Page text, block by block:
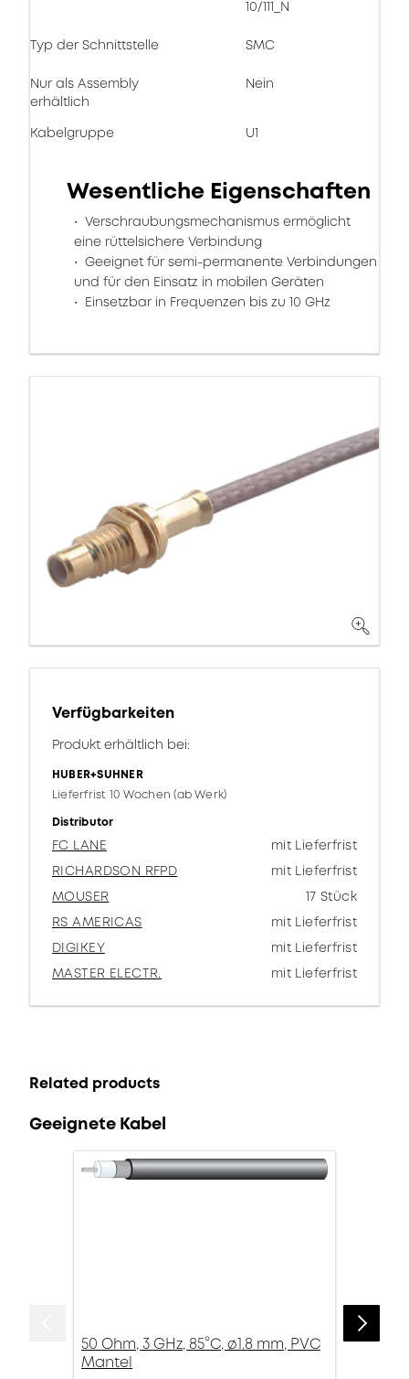
10/111_N
Typ der Schnittstelle SMC
Nur als Assembly
erhältlich
Nein
Kabelgruppe U1
Wesentliche Eigenschaften
Verschraubungsmechanismus ermöglicht
eine rüttelsichere Verbindung
Geeignet für semi-permanente Verbindungen
und für den Einsatz in mobilen Geräten
Einsetzbar in Frequenzen bis zu 10 GHz
Verfügbarkeiten
Produkt erhältlich bei:
HUBER+SUHNER
Lieferfrist 10 Wochen (ab Werk)
Distributor
FC LANE
mit Lieferfrist
RICHARDSON RFPD
mit Lieferfrist
MOUSER
17 Stück
RS AMERICAS
mit Lieferfrist
DIGIKEY
mit Lieferfrist
MASTER ELECTR.
mit Lieferfrist
Related products
Geeignete Kabel
50 Ohm, 3 GHz, 85°C, ø1.8 mm, PVC
Mantel